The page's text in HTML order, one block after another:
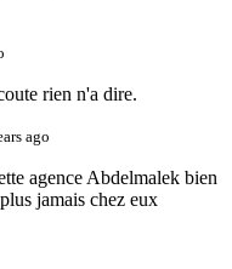
rien n'a dire.
ago
agence Abdelmalek bien
jamais chez eux